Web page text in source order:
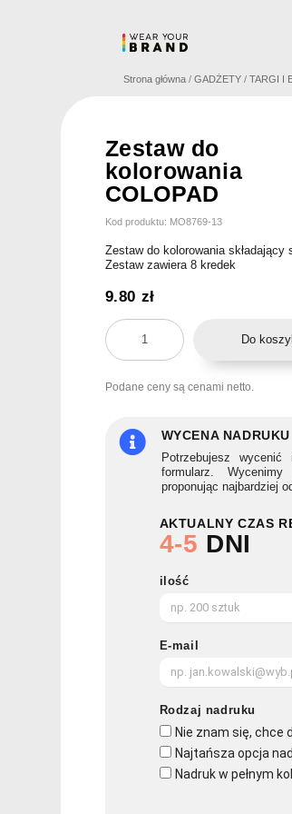
Strona główna /GADŻETY /TARGI I
Zestaw do
kolorowania
COLOPAD
Kod produktu: MO8769-13
Zestaw do kolorowania
Zestaw zawiera 8 kredek
9.80 zł
ilość
Zestaw
kolorowania
Do
Podane ceny są cenami netto.
WYCENA NADRUKU
Potrzebujesz
formularz.
proponując najbardziej
AKTUALNY CZAS
4-5 DNI
ilość
E-mail
Rodzaj nadruku
Nie znam się, chce
Najtańsza opcja
Nadruk w pełnym